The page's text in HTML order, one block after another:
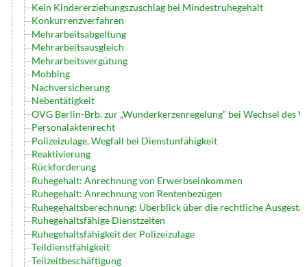
Kein Kindererziehungszuschlag bei Mindestruhegehalt
Konkurrenzverfahren
Mehrarbeitsabgeltung
Mehrarbeitsausgleich
Mehrarbeitsvergütung
Mobbing
Nachversicherung
Nebentätigkeit
OVG Berlin-Brb. zur „Wunderkerzenregelung“ bei Wechsel des
Personalaktenrecht
Polizeizulage, Wegfall bei Dienstunfähigkeit
Reaktivierung
Rückforderung
Ruhegehalt: Anrechnung von Erwerbseinkommen
Ruhegehalt: Anrechnung von Rentenbezügen
Ruhegehaltsberechnung: Überblick über die rechtliche
Ruhegehaltsfähige Dienstzeiten
Ruhegehaltsfähigkeit der Polizeizulage
Teildienstfähigkeit
Teilzeitbeschäftigung